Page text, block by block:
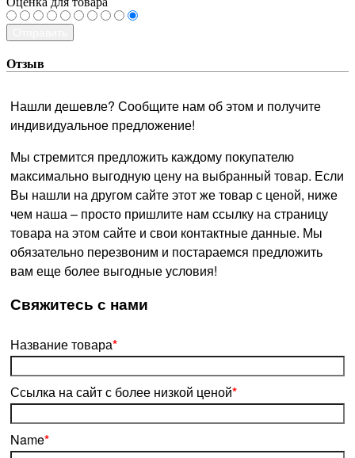
Отзыв
Нашли дешевле? Сообщите нам об этом и получите
индивидуальное предложение!
Мы стремится предложить каждому покупателю
максимально выгодную цену на выбранный товар. Если
Вы нашли на другом сайте этот же товар с ценой, ниже
чем наша – просто пришлите нам ссылку на страницу
товара на этом сайте и свои контактные данные. Мы
обязательно перезвоним и постараемся предложить
вам еще более выгодные условия!
­Свяжитесь с нами
Название товара*
Ссылка на сайт с более низкой ценой*
Name*